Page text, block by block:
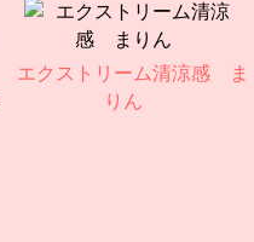
エクストリーム清涼感 ま
りん